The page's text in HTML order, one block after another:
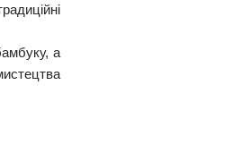
а